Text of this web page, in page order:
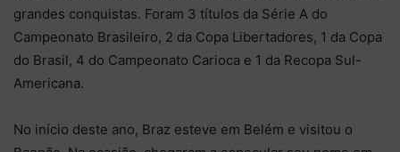
grandes conquistas. Foram 3 títulos da Série A do
Campeonato Brasileiro, 2 da Copa Libertadores, 1 da Copa
do Brasil, 4 do Campeonato Carioca e 1 da Recopa Sul-
Americana.
No início deste ano, Braz esteve em Belém e visitou o